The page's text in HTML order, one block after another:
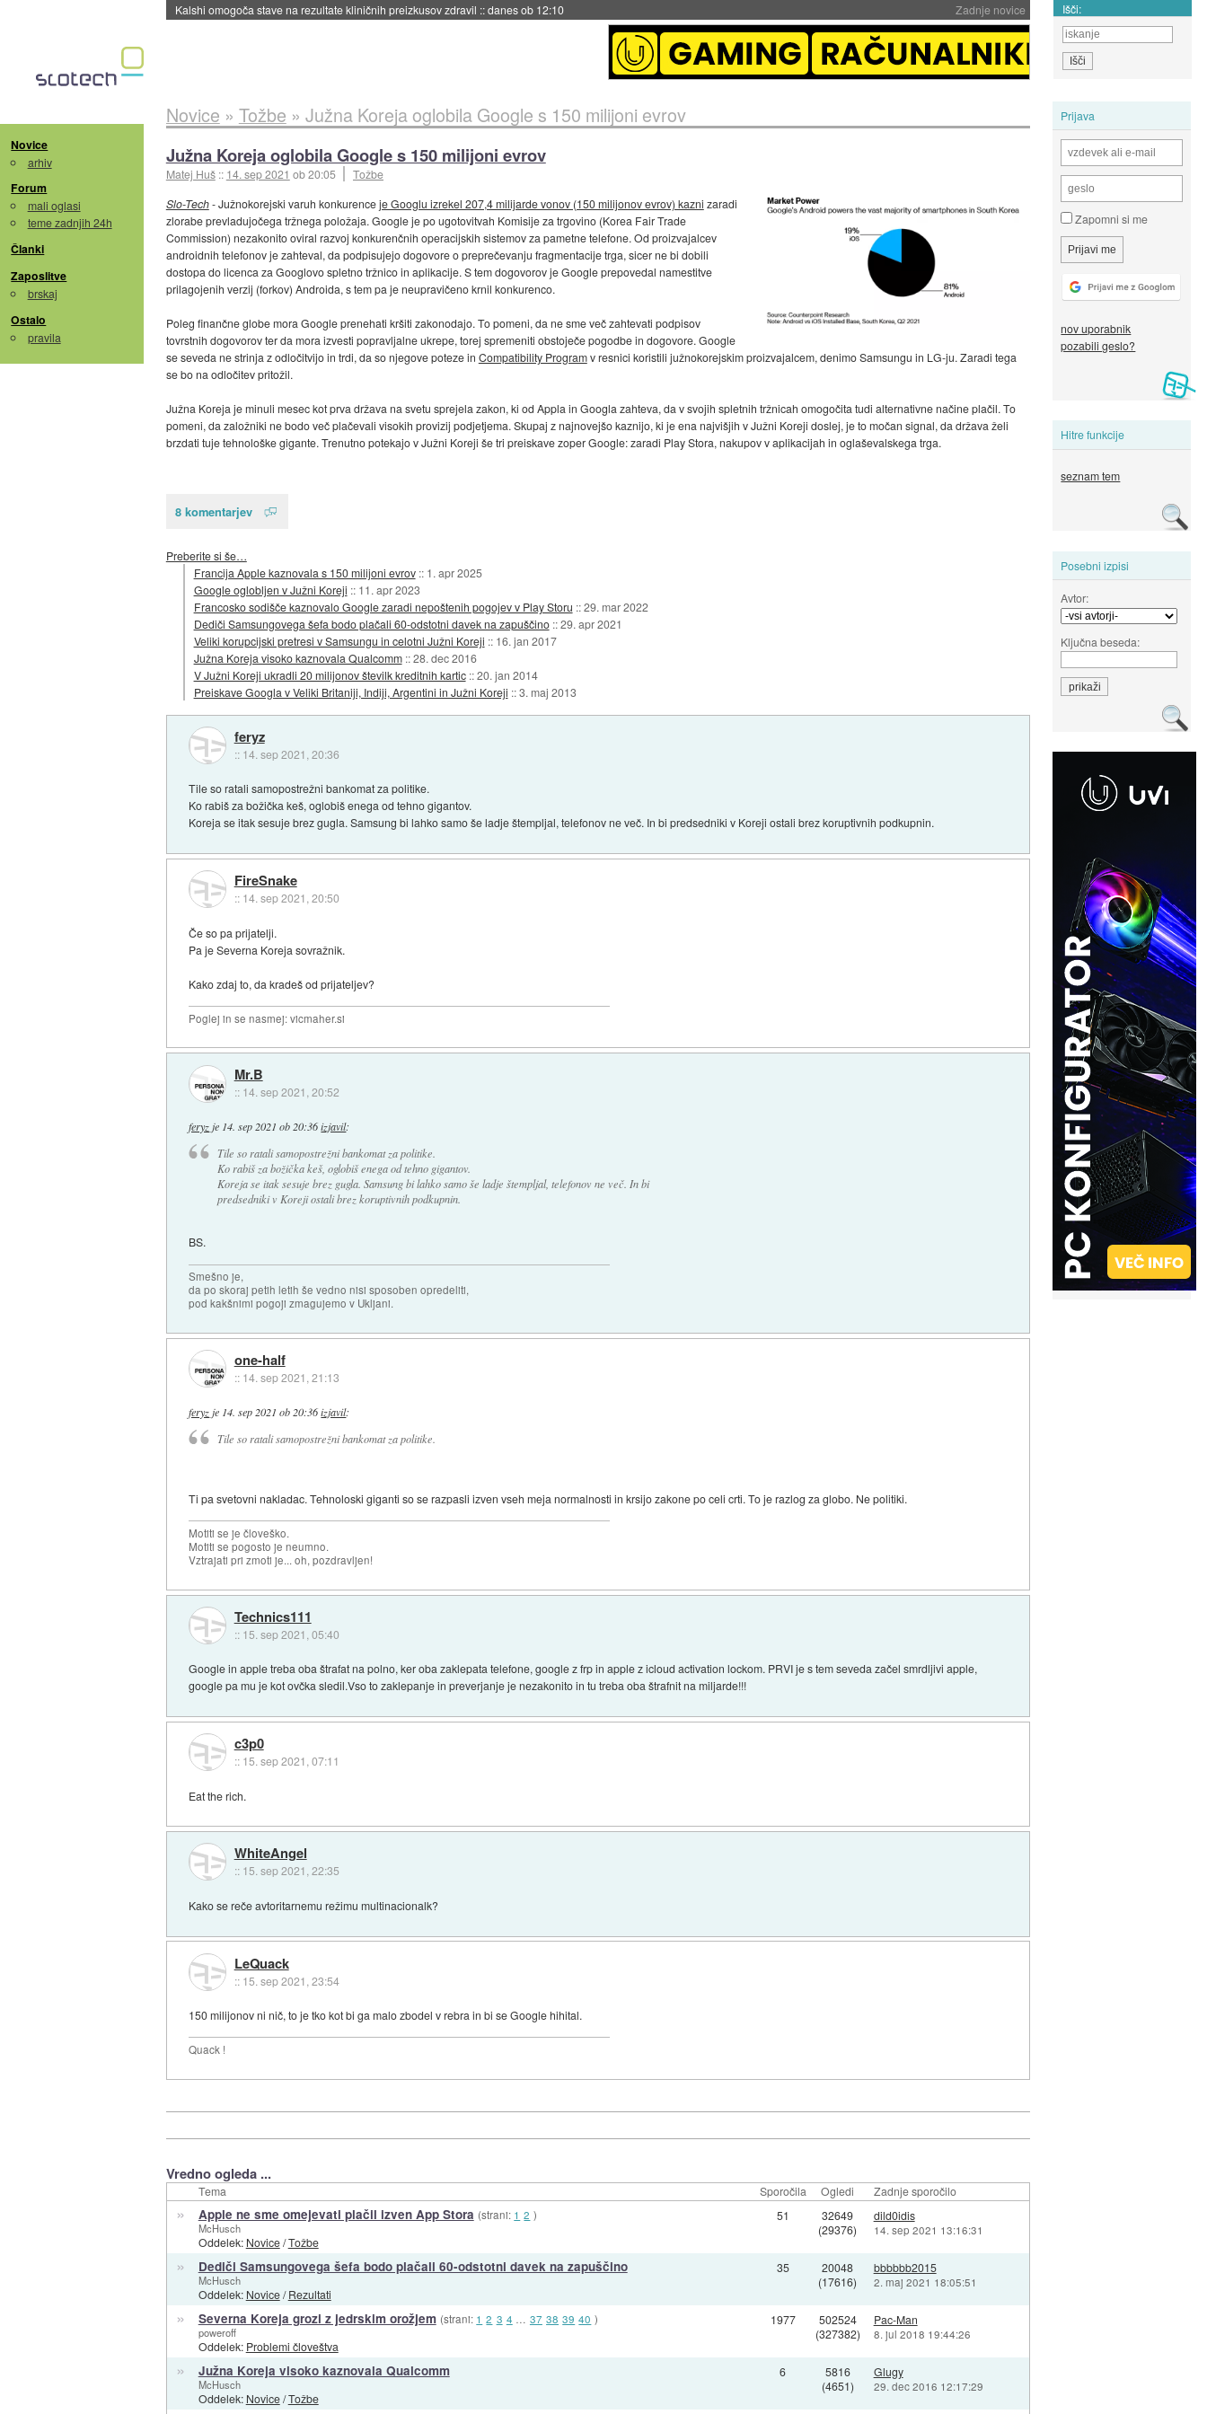
Zadnje novice
Kalshi omogoča stave na rezultate kliničnih preizkusov zdravil ::danes ob 12:10 Išči:
Novice
arhiv
Forum
mali oglasi
teme zadnjih 24h
Članki
Zaposlitve
brskaj
Ostalo
pravila
Prijava
Zapomni si me
nov uporabnik
pozabili geslo?
Hitre funkcije
seznam tem
Posebni izpisi
Avtor:
Ključna beseda:
Novice » Tožbe » Južna Koreja oglobila Google s 150 milijoni evrov
Južna Koreja oglobila Google s 150 milijoni evrov
Matej Huš :: 14. sep 2021 ob 20:05
Tožbe
Slo-Tech- Južnokorejski varuh konkurenceje Googlu izrekel 207,4 milijarde vonov (150 milijonov evrov) kazni zaradi
zlorabe prevladujočega tržnega položaja. Google je po ugotovitvah Komisije za trgovino (Korea Fair Trade
Commission) nezakonito oviral razvoj konkurenčnih operacijskih sistemov za pametne telefone. Od proizvajalcev
androidnih telefonov je zahteval, da podpisujejo dogovore o preprečevanju fragmentacije trga, sicer ne bi dobili
dostopa do licenca za Googlovo spletno tržnico in aplikacije. S tem dogovorov je Google prepovedal namestitve
prilagojenih verzij (forkov) Androida, s tem pa je neupravičeno krnil konkurenco.
Poleg finančne globe mora Google prenehati kršiti zakonodajo. To pomeni, da ne sme več zahtevati podpisov
tovrstnih dogovorov ter da mora izvesti popravljalne ukrepe, torej spremeniti obstoječe pogodbe in dogovore. Google
se seveda ne strinja z odločitvijo in trdi, da so njegove poteze in Compatibility Programv resnici koristili južnokorejskim proizvajalcem, denimo Samsungu in LG-ju. Zaradi tega
se bo na odločitev pritožil.
Južna Koreja je minuli mesec kot prva država na svetu sprejela zakon, ki od Appla in Googla zahteva, da v svojih spletnih tržnicah omogočita tudi alternativne načine plačil. To
pomeni, da založniki ne bodo več plačevali visokih provizij podjetjema. Skupaj z najnovejšo kaznijo, ki je ena najvišjih v Južni Koreji doslej, je to močan signal, da država želi
brzdati tuje tehnološke gigante. Trenutno potekajo v Južni Koreji še tri preiskave zoper Google: zaradi Play Stora, nakupov v aplikacijah in oglaševalskega trga.
8 komentarjev
Preberite si še…
Francija Apple kaznovala s 150 milijoni evrov :: 1. apr 2025
Google oglobljen v Južni Koreji :: 11. apr 2023
Francosko sodišče kaznovalo Google zaradi nepoštenih pogojev v Play Storu ::29. mar 2022
Dediči Samsungovega šefa bodo plačali 60-odstotni davek na zapuščino ::29. apr 2021
Veliki korupcijski pretresi v Samsungu in celotni Južni Koreji :: 16. jan 2017
Južna Koreja visoko kaznovala Qualcomm ::28. dec 2016
V Južni Koreji ukradli 20 milijonov številk kreditnih kartic ::20. jan 2014
Preiskave Googla v Veliki Britaniji, Indiji, Argentini in Južni Koreji ::3. maj 2013
feryz
:: 14. sep 2021, 20:36
Tile so ratali samopostrežni bankomat za politike.
Ko rabiš za božička keš, oglobiš enega od tehno gigantov.
Koreja se itak sesuje brez gugla. Samsung bi lahko samo še ladje štempljal, telefonov ne več. In bi predsedniki v Koreji ostali brez koruptivnih podkupnin.
FireSnake
:: 14. sep 2021, 20:50
Če so pa prijatelji.
Pa je Severna Koreja sovražnik.
Kako zdaj to, da kradeš od prijateljev?
Poglej in se nasmej: vicmaher.si
Mr.B
:: 14. sep 2021, 20:52
feryz je 14. sep 2021 ob 20:36 izjavil:
Tile so ratali samopostrežni bankomat za politike.
Ko rabiš za božička keš, oglobiš enega od tehno gigantov.
Koreja se itak sesuje brez gugla. Samsung bi lahko samo še ladje štempljal, telefonov ne več. In bi
predsedniki v Koreji ostali brez koruptivnih podkupnin.
BS.
Smešno je,
da po skoraj petih letih še vedno nisi sposoben opredeliti,
pod kakšnimi pogoji zmagujemo v Ukljani.
one-half
:: 14. sep 2021, 21:13
feryz je 14. sep 2021 ob 20:36 izjavil:
Tile so ratali samopostrežni bankomat za politike.
Ti pa svetovni nakladac. Tehnoloski giganti so se razpasli izven vseh meja normalnosti in krsijo zakone po celi crti. To je razlog za globo. Ne politiki.
Motiti se je človeško.
Motiti se pogosto je neumno.
Vztrajati pri zmoti je... oh, pozdravljen!
Technics111
:: 15. sep 2021, 05:40
Google in apple treba oba štrafat na polno, ker oba zaklepata telefone, google z frp in apple z icloud activation lockom. PRVI je s tem seveda začel smrdljivi apple,
google pa mu je kot ovčka sledil.Vso to zaklepanje in preverjanje je nezakonito in tu treba oba štrafnit na miljarde!!!
c3p0
:: 15. sep 2021, 07:11
Eat the rich.
WhiteAngel
:: 15. sep 2021, 22:35
Kako se reče avtoritarnemu režimu multinacionalk?
LeQuack
:: 15. sep 2021, 23:54
150 milijonov ni nič, to je tko kot bi ga malo zbodel v rebra in bi se Google hihital.
Quack !
Vredno ogleda ...
Tema Sporočila Ogledi Zadnje sporočilo
» Apple ne sme omejevati plačil izven App Stora (strani: 1 2 )
McHusch
Oddelek: Novice/Tožbe
51
32649
(29376)
dild0idis
14. sep 2021 13:16:31
» Dediči Samsungovega šefa bodo plačali 60-odstotni davek na zapuščino
McHusch
Oddelek: Novice/Rezultati
35
20048
(17616)
bbbbbb2015
2. maj 2021 18:05:51
» Severna Koreja grozi z jedrskim orožjem (strani: 1 2 3 4 … 37 38 39 40 )
poweroff
Oddelek: Problemi človeštva
1977
502524
(327382)
Pac-Man
8. jul 2018 19:44:26
» Južna Koreja visoko kaznovala Qualcomm
McHusch
Oddelek: Novice/Tožbe
6
5816
(4651)
Glugy
29. dec 2016 12:17:29